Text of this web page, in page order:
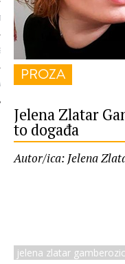
PROZA
Jelena Zlatar
to događa
Autor/ica: Jelena
jelena zlatar gamberozic